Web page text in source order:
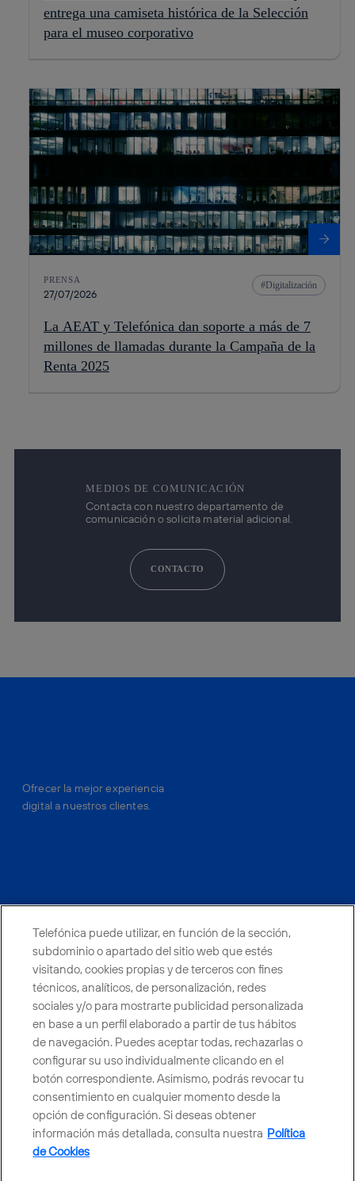
entrega una camiseta histórica de la Selección
para el museo corporativo
PRENSA
27/07/2026
Digitalización
La AEAT y Telefónica dan soporte a más de 7
millones de llamadas durante la Campaña de la
Renta 2025
MEDIOS DE COMUNICACIÓN
Contacta con nuestro departamento de
comunicación o solicita material adicional.
CONTACTO
Ofrecer la mejor experiencia
digital a nuestros clientes.
CONTACTO
Telefónica en redes sociales
Canal de Denuncias
Centro Global Transparencia
Telefónica puede utilizar, en función de la sección,
subdominio o apartado del sitio web que estés
visitando, cookies propias y de terceros con fines
técnicos, analíticos, de personalización, redes
sociales y/o para mostrarte publicidad personalizada
en base a un perfil elaborado a partir de tus hábitos
de navegación. Puedes aceptar todas, rechazarlas o
configurar su uso individualmente clicando en el
botón correspondiente. Asimismo, podrás revocar tu
consentimiento en cualquier momento desde la
opción de configuración. Si deseas obtener
información más detallada, consulta nuestra Política
de Cookies